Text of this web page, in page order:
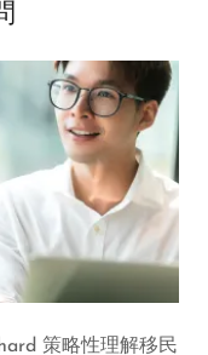
策略性理解移民